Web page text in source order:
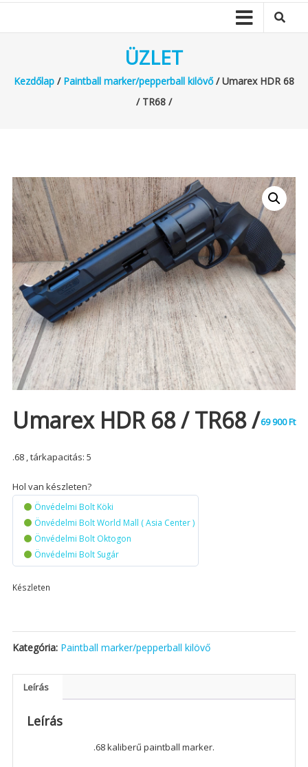
ÜZLET
Kezdőlap/ Paintball marker/pepperball kilövő/ Umarex HDR 68
/ TR68 /
Umarex HDR 68 / TR68 /69 900Ft
.68 , tárkapacitás: 5
Hol van készleten?
Önvédelmi Bolt Köki
Önvédelmi Bolt World Mall ( Asia Center )
Önvédelmi Bolt Oktogon
Önvédelmi Bolt Sugár
Készleten
Kategória: Paintball marker/pepperball kilövő
Leírás
Leírás
.68 kaliberű paintball marker.